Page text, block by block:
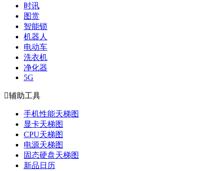
时讯
图赏
智能锁
机器人
电动车
洗衣机
净化器
5G
辅助工具
手机性能天梯图
显卡天梯图
CPU天梯图
电源天梯图
固态硬盘天梯图
新品日历